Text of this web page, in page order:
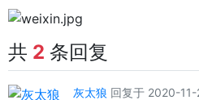
共 2 条回复
灰太狼 回复于 2020-